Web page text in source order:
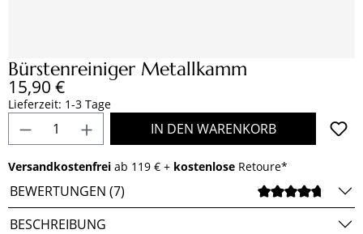
Bürstenreiniger Metallkamm
Regulärer Preis:
15,90 €
Lieferzeit: 1-3 Tage
Produkt Anzahl: Gib den gewünschten
IN DEN WARENKORB
Versandkostenfrei ab 119 € + kostenlose Retoure*
BEWERTUNGEN (7)
BESCHREIBUNG